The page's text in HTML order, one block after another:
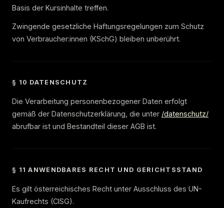
Basis der Kursinhalte treffen.
Zwingende gesetzliche Haftungsregelungen zum Schutz
von Verbraucher:innen (KSchG) bleiben unberührt.
§ 10 DATENSCHUTZ
Die Verarbeitung personenbezogener Daten erfolgt
gemäß der Datenschutzerklärung, die unter /datenschutz/
abrufbar ist und Bestandteil dieser AGB ist.
§ 11 ANWENDBARES RECHT UND GERICHTSSTAND
Es gilt österreichisches Recht unter Ausschluss des UN-
Kaufrechts (CISG).